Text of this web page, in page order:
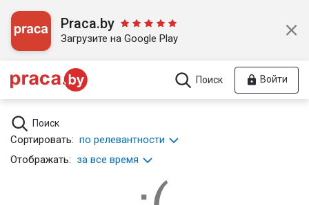
Praca.by
Загрузите на Google Play
Поиск Войти
Поиск
Сортировать: по релевантности
Отображать: за все время